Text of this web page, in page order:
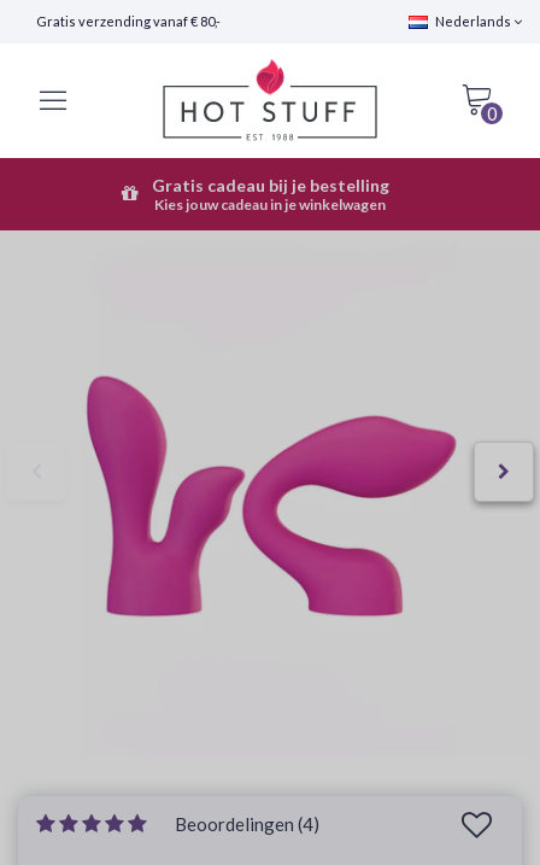
Gratis verzending vanaf € 80,- Nederlands
0
Snelle Verzending (24 uur)
Gratis cadeau bij je bestelling
Kies jouw cadeau in je winkelwagen
Beoordelingen (4)